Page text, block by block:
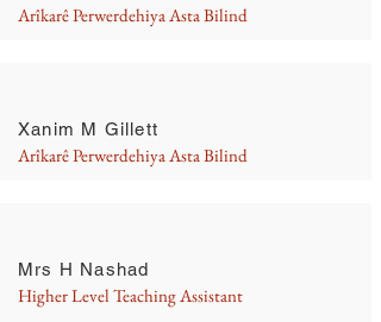
Arîkarê Perwerdehiya Asta Bilind
Xanim M Gillett
Arîkarê Perwerdehiya Asta Bilind
Mrs H Nashad
Higher Level Teaching Assistant